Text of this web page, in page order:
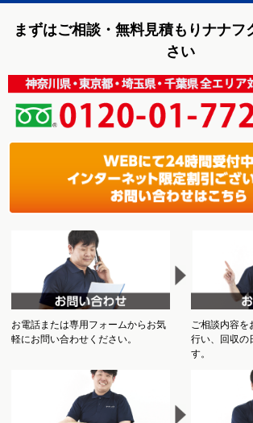
まずはご相談・無料見積もりナナフ
さい
お電話または専用フォームからお気
軽にお問い合わせください。
ご相談内容を
行い、回収の
す。